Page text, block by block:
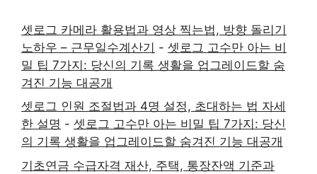
셋로그 카메라 활용법과 영상 찍는법, 방향 돌리기
노하우 – 근무일수계산기 - 셋로그 고수만 아는 비
밀 팁 7가지: 당신의 기록 생활을 업그레이드할 숨
겨진 기능 대공개
셋로그 인원 조절법과 4명 설정, 초대하는 법 자세
한 설명 - 셋로그 고수만 아는 비밀 팁 7가지: 당신
의 기록 생활을 업그레이드할 숨겨진 기능 대공개
기초연금 수급자격 재산, 주택, 통장잔액 기준과